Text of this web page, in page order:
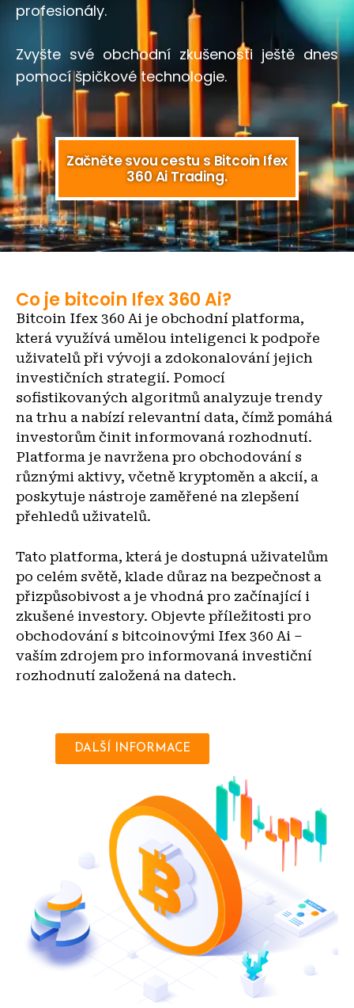
profesionály.
Zvyšte své obchodní zkušenosti ještě dnes
pomocí špičkové technologie.
Začněte svou cestu s Bitcoin Ifex
360 Ai Trading.
Co je bitcoin Ifex 360 Ai?
Bitcoin Ifex 360 Ai je obchodní platforma,
která využívá umělou inteligenci k podpoře
uživatelů při vývoji a zdokonalování jejich
investičních strategií. Pomocí
sofistikovaných algoritmů analyzuje trendy
na trhu a nabízí relevantní data, čímž pomáhá
investorům činit informovaná rozhodnutí.
Platforma je navržena pro obchodování s
různými aktivy, včetně kryptoměn a akcií, a
poskytuje nástroje zaměřené na zlepšení
přehledů uživatelů.
Tato platforma, která je dostupná uživatelům
po celém světě, klade důraz na bezpečnost a
přizpůsobivost a je vhodná pro začínající i
zkušené investory. Objevte příležitosti pro
obchodování s bitcoinovými Ifex 360 Ai –
vaším zdrojem pro informovaná investiční
rozhodnutí založená na datech.
DALŠÍ INFORMACE